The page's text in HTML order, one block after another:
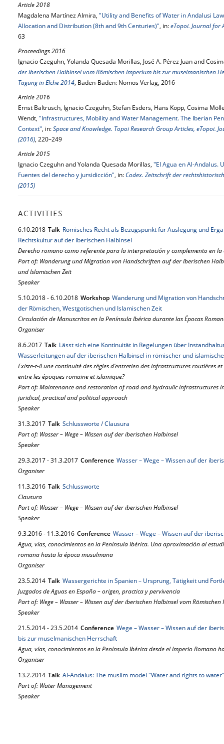
Article 2018
Magdalena Martínez Almira, "Utility and Benefits of Water in Andalusi
Allocation and Distribution (8th and 9th Centuries)", in:eTopoi. Journal for
63
Proceedings 2016
Ignacio Czeguhn, Yolanda Quesada Morillas, José A. Pérez Juan and
der iberischen Halbinsel vom Römischen Imperium bis zur muselmanischen
Tagung in Elche 2014, Baden-Baden: Nomos Verlag, 2016
Article 2016
Ernst Baltrusch, Ignacio Czeguhn, Stefan Esders, Hans Kopp, Cosima
Wendt, "Infrastructures, Mobility and Water Management. The Iberian
Context", in:Space and Knowledge. Topoi Research Group Articles, eTopoi.
(2016), 220–249
Article 2015
Ignacio Czeguhn and Yolanda Quesada Morillas, "El Agua en Al-Andalus.
Fuentes del derecho y jursidicción", in:Codex. Zeitschrift der
(2015)
ACTIVITIES
6.10.2018 Talk Römisches Recht als Bezugspunkt für Auslegung und
Rechtskultur auf der iberischen Halbinsel
Derecho romano como referente para la interpretación y complemento en
Part of: Wanderung und Migration von Handschriften auf der Iberischen
und Islamischen Zeit
Speaker
5.10.2018-6.10.2018 Workshop Wanderung und Migration von
der Römischen, Westgotischen und Islamischen Zeit
Circulación de Manuscritos en la Península Ibérica durante las Épocas
Organiser
8.6.2017 Talk Lässt sich eine Kontinuität in Regelungen über
Wasserleitungen auf der iberischen Halbinsel in römischer und
Existe-t-il une continuité des règles d’entretien des infrastructures routières
entre les époques romaine et islamique?
Part of: Maintenance and restoration of road and hydraulic infrastructures
juridical, practical and political approach
Speaker
31.3.2017 Talk Schlussworte / Clausura
Part of: Wasser – Wege – Wissen auf der iberischen Halbinsel
Speaker
29.3.2017-31.3.2017 Conference Wasser – Wege – Wissen auf der
Organiser
11.3.2016 Talk Schlussworte
Clausura
Part of: Wasser – Wege – Wissen auf der iberischen Halbinsel
Speaker
9.3.2016- 11.3.2016 Conference Wasser – Wege – Wissen auf der
Agua, vías, conocimientos en la Península Ibérica. Una aproximación al
romana hasta la época musulmana
Organiser
23.5.2014 Talk Wassergerichte in Spanien – Ursprung, Tätigkeit und
Juzgados de Aguas en España – origen, practica y pervivencia
Part of: Wege – Wasser – Wissen auf der iberischen Halbinsel vom
Speaker
21.5.2014-23.5.2014 Conference Wege – Wasser – Wissen auf der
bis zur muselmanischen Herrschaft
Agua, vías, conocimientos en la Península Ibérica desde el Imperio Romano
Organiser
13.2.2014 Talk Al-Andalus: The muslim model "Water and rights to water"
Part of: Water Management
Speaker